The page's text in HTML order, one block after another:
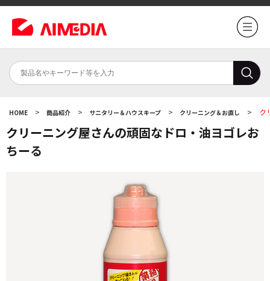
HOME > 商品紹介 > サニタリー＆ハウスキープ > クリーニング＆お直し > ク
クリーニング屋さんの頑固なドロ・油ヨゴレお
ちーる